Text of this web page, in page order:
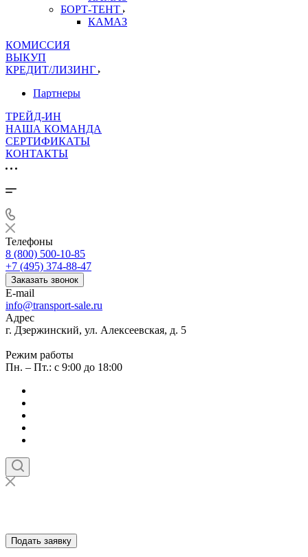
БОРТ-ТЕНТ
КАМАЗ
КОМИССИЯ
ВЫКУП
КРЕДИТ/ЛИЗИНГ
Партнеры
ТРЕЙД-ИН
НАША КОМАНДА
СЕРТИФИКАТЫ
КОНТАКТЫ
Телефоны
8 (800) 500-10-85
+7 (495) 374-88-47
Заказать звонок
E-mail
info@transport-sale.ru
Адрес
г. Дзержинский, ул. Алексеевская, д. 5
Режим работы
Пн. – Пт.: с 9:00 до 18:00
Подать заявку